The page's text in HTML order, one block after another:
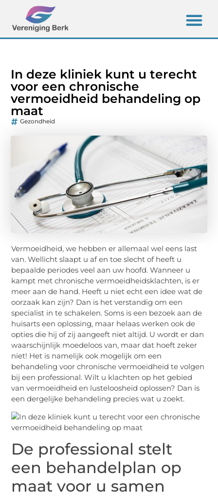
In deze kliniek kunt u terecht
voor een chronische
vermoeidheid behandeling op
maat
Gezondheid
Vermoeidheid, we hebben er allemaal wel eens last
van. Wellicht slaapt u af en toe slecht of heeft u
bepaalde periodes veel aan uw hoofd. Wanneer u
kampt met chronische vermoeidheidsklachten, is er
meer aan de hand. Heeft u niet echt een idee wat de
oorzaak kan zijn? Dan is het verstandig om een
specialist in te schakelen. Soms is een bezoek aan de
huisarts een oplossing, maar helaas werken ook de
opties die hij of zij aangeeft niet altijd. U wordt er dan
waarschijnlijk moedeloos van, maar dat hoeft zeker
niet! Het is namelijk ook mogelijk om een
behandeling voor chronische vermoeidheid te volgen
bij een professional. Wilt u klachten op het gebied
van vermoeidheid en lusteloosheid oplossen? Dan is
een dergelijke behandeling precies wat u zoekt.
De professional stelt
een behandelplan op
maat voor u samen